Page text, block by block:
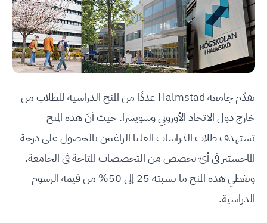
تقدّم جامعة Halmstad عددًا من المنح الدراسية للطلاب من
خارج دول الاتحاد الأوروبي وسويسرا. حيث أنّ هذه المنح
تستهدف طلاب الدراسات العليا الراغبين بالحصول على درجة
الماجستير في أيّ تخصص من التخصصات المتاحة في الجامعة.
وتغطي هذه المنح ما نسبته 25 إلى 50% من قيمة الرسوم
الدراسية.